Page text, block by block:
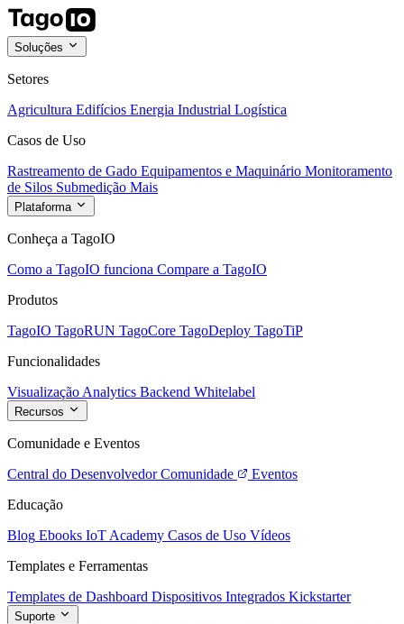
Soluções
Setores
Agricultura Edifícios Energia Industrial Logística
Casos de Uso
Rastreamento de Gado Equipamentos e Maquinário Monitoramento
de Silos Submedição Mais
Plataforma
Conheça a TagoIO
Como a TagoIO funciona Compare a TagoIO
Produtos
TagoIO TagoRUN TagoCore TagoDeploy TagoTiP
Funcionalidades
Visualização Analytics Backend Whitelabel
Recursos
Comunidade e Eventos
Central do Desenvolvedor Comunidade
Eventos
Educação
Blog Ebooks IoT Academy Casos de Uso Vídeos
Templates e Ferramentas
Templates de Dashboard Dispositivos Integrados Kickstarter
Suporte